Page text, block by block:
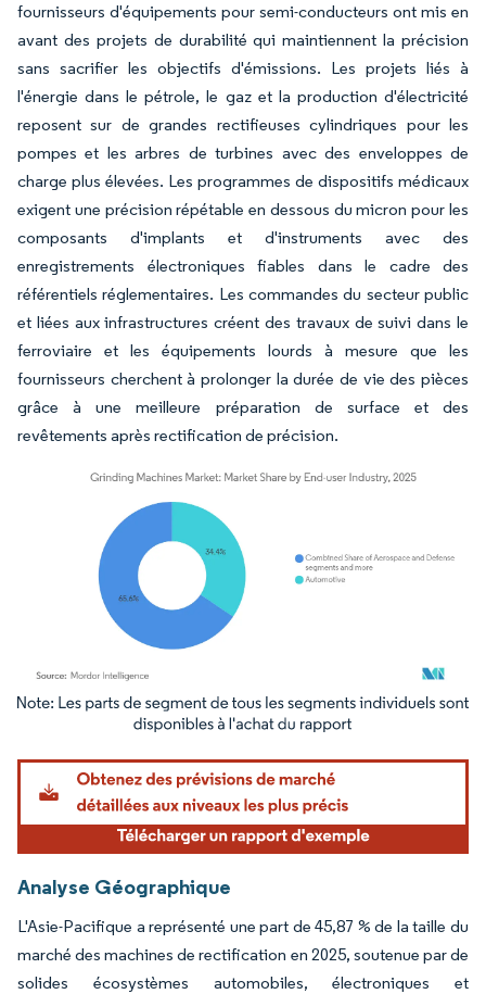
fournisseurs d'équipements pour semi-conducteurs ont mis en
avant des projets de durabilité qui maintiennent la précision
sans sacrifier les objectifs d'émissions. Les projets liés à
l'énergie dans le pétrole, le gaz et la production d'électricité
reposent sur de grandes rectifieuses cylindriques pour les
pompes et les arbres de turbines avec des enveloppes de
charge plus élevées. Les programmes de dispositifs médicaux
exigent une précision répétable en dessous du micron pour les
composants d'implants et d'instruments avec des
enregistrements électroniques fiables dans le cadre des
référentiels réglementaires. Les commandes du secteur public
et liées aux infrastructures créent des travaux de suivi dans le
ferroviaire et les équipements lourds à mesure que les
fournisseurs cherchent à prolonger la durée de vie des pièces
grâce à une meilleure préparation de surface et des
revêtements après rectification de précision.
Image © Mordor Intelligence. La réutilisation nécessite une attribution sous CC BY
Analyse Géographique
L'Asie-Pacifique a représenté une part de 45,87 % de la taille du
marché des machines de rectification en 2025, soutenue par de
solides écosystèmes automobiles, électroniques et